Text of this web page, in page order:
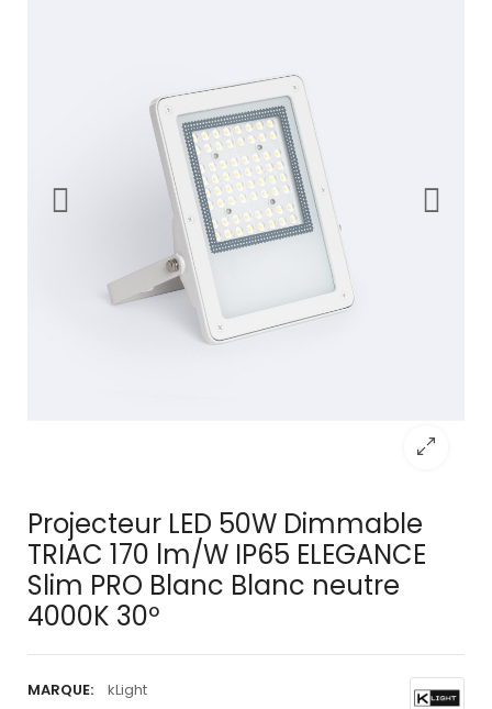
Projecteur LED 50W Dimmable
TRIAC 170 lm/W IP65 ELEGANCE
Slim PRO Blanc Blanc neutre
4000K 30º
MARQUE:
kLight